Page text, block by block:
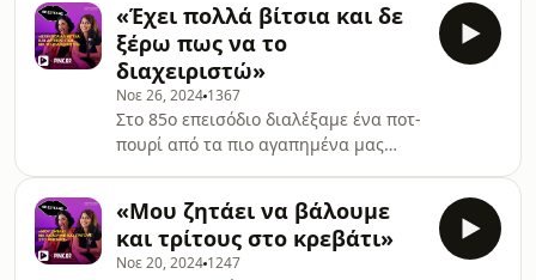
παραγωγός και TikToker, Μαργαρίτης
Κεχαγιάς.
«Έχει πολλά βίτσια και δε
ξέρω πως να το
διαχειριστώ»
Νοε 26, 2024 1367
Στο 85ο επεισόδιο διαλέξαμε ένα ποτ-
πουρί από τα πιο αγαπημένα μας
«Μου ζητάει να βάλουμε
και τρίτους στο κρεβάτι»
Νοε 20, 2024 1247